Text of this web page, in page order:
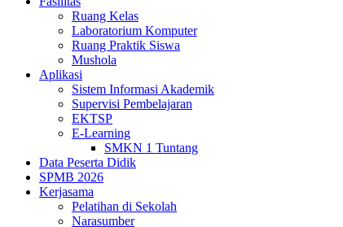
Ruang Kelas
Laboratorium Komputer
Ruang Praktik Siswa
Mushola
Aplikasi
Sistem Informasi Akademik
Supervisi Pembelajaran
EKTSP
E-Learning
SMKN 1 Tuntang
Data Peserta Didik
SPMB 2026
Kerjasama
Pelatihan di Sekolah
Narasumber